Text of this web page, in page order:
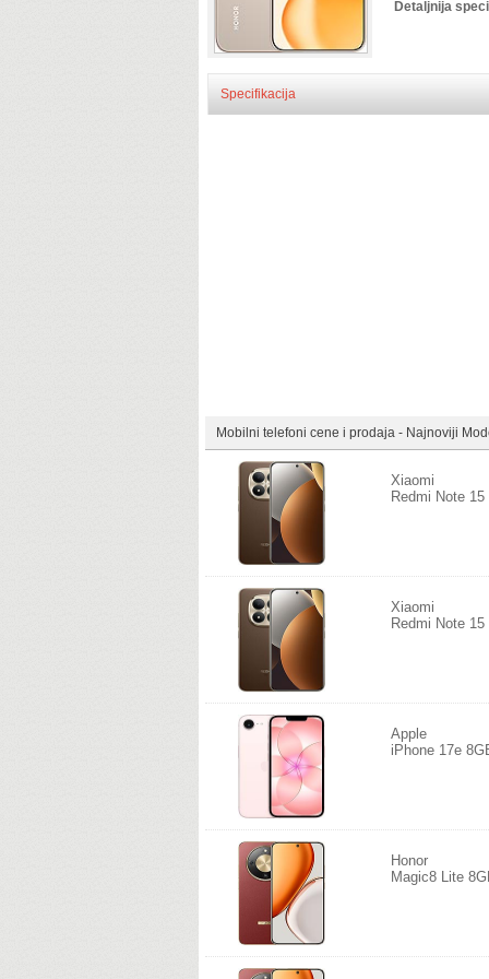
Detaljnija
Specifikacija
Mobilni telefoni cene i prodaja - Najnoviji
Xiaomi
Redmi Note
Xiaomi
Redmi Note
Apple
iPhone 17e
Honor
Magic8 Lite